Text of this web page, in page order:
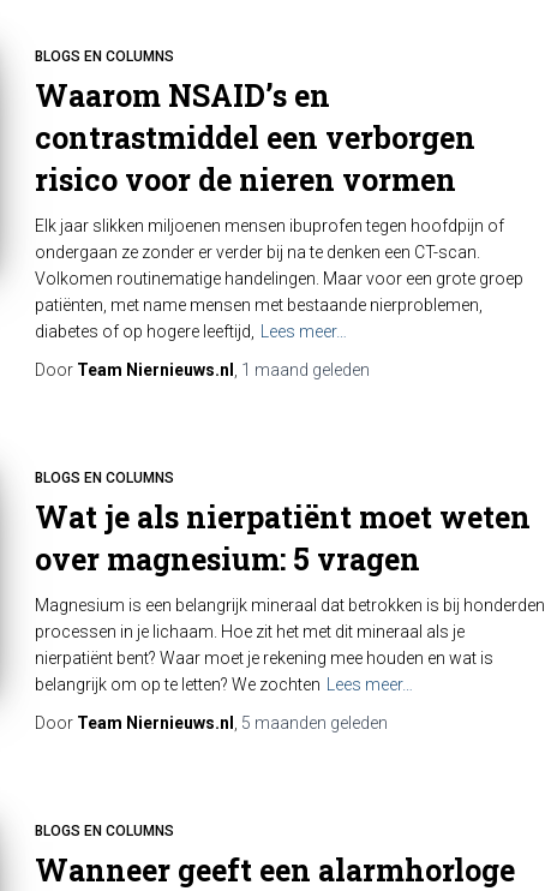
BLOGS EN COLUMNS
Waarom NSAID’s en
contrastmiddel een verborgen
risico voor de nieren vormen
Elk jaar slikken miljoenen mensen ibuprofen tegen hoofdpijn of
ondergaan ze zonder er verder bij na te denken een CT-scan.
Volkomen routinematige handelingen. Maar voor een grote groep
patiënten, met name mensen met bestaande nierproblemen,
diabetes of op hogere leeftijd,
Lees meer…
Door Team Niernieuws.nl 1 maand geleden
BLOGS EN COLUMNS
Wat je als nierpatiënt moet weten
over magnesium: 5 vragen
Magnesium is een belangrijk mineraal dat betrokken is bij honderden
processen in je lichaam. Hoe zit het met dit mineraal als je
nierpatiënt bent? Waar moet je rekening mee houden en wat is
belangrijk om op te letten? We zochten
Lees meer…
Door Team Niernieuws.nl 5 maanden geleden
BLOGS EN COLUMNS
Wanneer geeft een alarmhorloge